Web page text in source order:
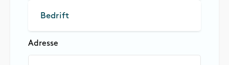
Bedrift
Adresse